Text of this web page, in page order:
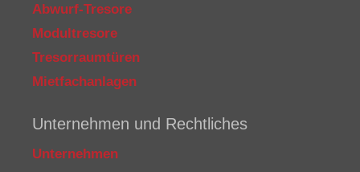
Abwurf-Tresore
Modultresore
Tresorraumtüren
Mietfachanlagen
Unternehmen und Rechtliches
Unternehmen